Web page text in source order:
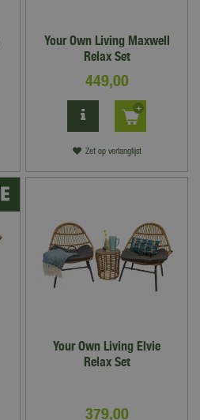
Your Own Living Maxwell
Relax Set
449,00
Zet op verlanglijst
Your Own Living Elvie
Relax Set
379,00